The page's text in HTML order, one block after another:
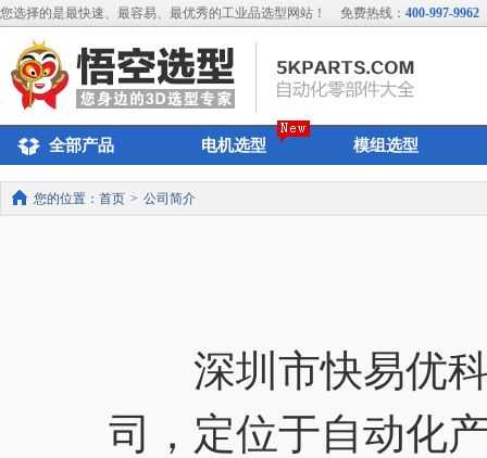
您选择的是最快速、最容易、最优秀的工业品选型网站！ 免费热线： 400-997-9962
全部产品 电机选型 模组选型
您的位置： 首页 > 公司简介
深圳市快易优科
司，定位于自动化